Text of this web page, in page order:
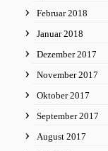
Februar 2018
Januar 2018
Dezember 2017
November 2017
Oktober 2017
September 2017
August 2017